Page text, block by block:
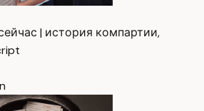
| история компартии,